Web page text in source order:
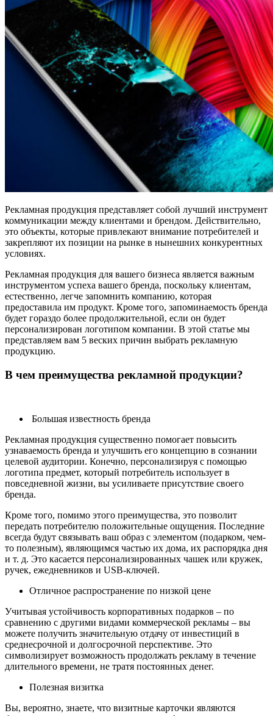
Рекламная продукция представляет собой лучший инструмент
коммуникации между клиентами и брендом. Действительно,
это объекты, которые привлекают внимание потребителей и
закрепляют их позиции на рынке в нынешних конкурентных
условиях.
Рекламная продукция для вашего бизнеса является важным
инструментом успеха вашего бренда, поскольку клиентам,
естественно, легче запомнить компанию, которая
предоставила им продукт. Кроме того, запоминаемость бренда
будет гораздо более продолжительной, если он будет
персонализирован логотипом компании. В этой статье мы
представляем вам 5 веских причин выбрать рекламную
продукцию.
В чем преимущества рекламной продукции?
Большая известность бренда
Рекламная продукция существенно помогает повысить
узнаваемость бренда и улучшить его концепцию в сознании
целевой аудитории. Конечно, персонализируя с помощью
логотипа предмет, который потребитель использует в
повседневной жизни, вы усиливаете присутствие своего
бренда.
Кроме того, помимо этого преимущества, это позволит
передать потребителю положительные ощущения. Последние
всегда будут связывать ваш образ с элементом (подарком, чем-
то полезным), являющимся частью их дома, их распорядка дня
и т. д. Это касается персонализированных чашек или кружек,
ручек, ежедневников и USB-ключей.
Отличное распространение по низкой цене
Учитывая устойчивость корпоративных подарков – по
сравнению с другими видами коммерческой рекламы – вы
можете получить значительную отдачу от инвестиций в
среднесрочной и долгосрочной перспективе. Это
символизирует возможность продолжать рекламу в течение
длительного времени, не тратя постоянных денег.
Полезная визитка
Вы, вероятно, знаете, что визитные карточки являются